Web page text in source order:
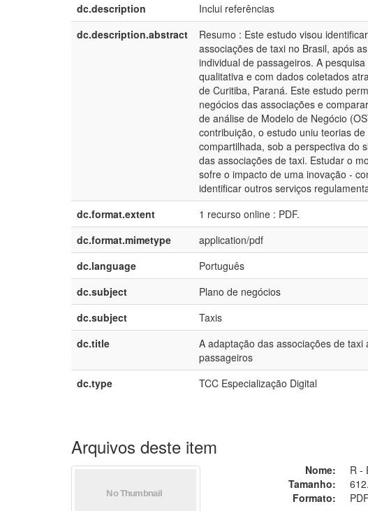
dc.description Inclui referências
dc.description.abstract
Resumo : Este estudo visou
associações de taxi no Brasil, após
individual de passageiros. A
qualitativa e com dados coletados
de Curitiba, Paraná. Este estudo
negócios das associações e
de análise de Modelo de Negócio
contribuição, o estudo uniu teorias
compartilhada, sob a perspectiva do
das associações de taxi. Estudar o
sofre o impacto de uma inovação -
identificar outros serviços
dc.format.extent 1 recurso online : PDF.
dc.format.mimetype
application/pdf
dc.language
Português
dc.subject
Plano de negócios
dc.subject
Taxis
dc.title
A adaptação das associações de
passageiros
dc.type TCC Especialização Digital
Arquivos deste item
Nome:
R -
Tamanho:
Formato:
PDF